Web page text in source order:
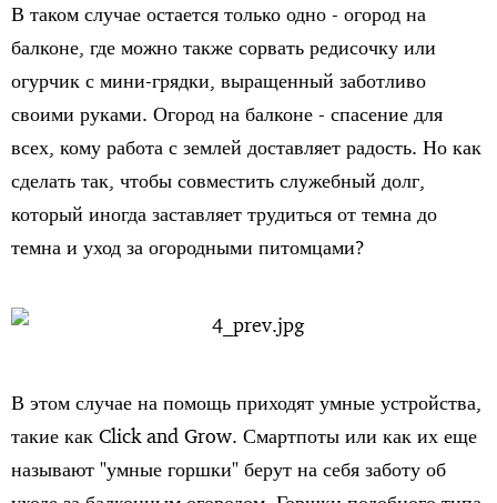
В таком случае остается только одно - огород на
балконе, где можно также сорвать редисочку или
огурчик с мини-грядки, выращенный заботливо
своими руками. Огород на балконе - спасение для
всех, кому работа с землей доставляет радость. Но как
сделать так, чтобы совместить служебный долг,
который иногда заставляет трудиться от темна до
темна и уход за огородными питомцами?
В этом случае на помощь приходят умные устройства,
такие как Click and Grow. Смартпоты или как их еще
называют "умные горшки" берут на себя заботу об